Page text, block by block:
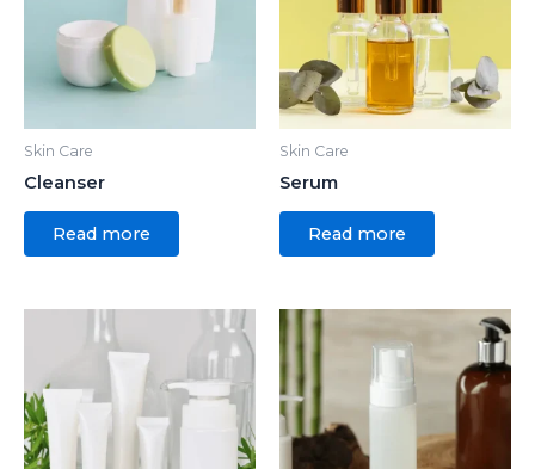
Skin Care
Cleanser
Read more
Skin Care
Serum
Read more